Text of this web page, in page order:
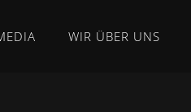
WIR ÜBER UNS